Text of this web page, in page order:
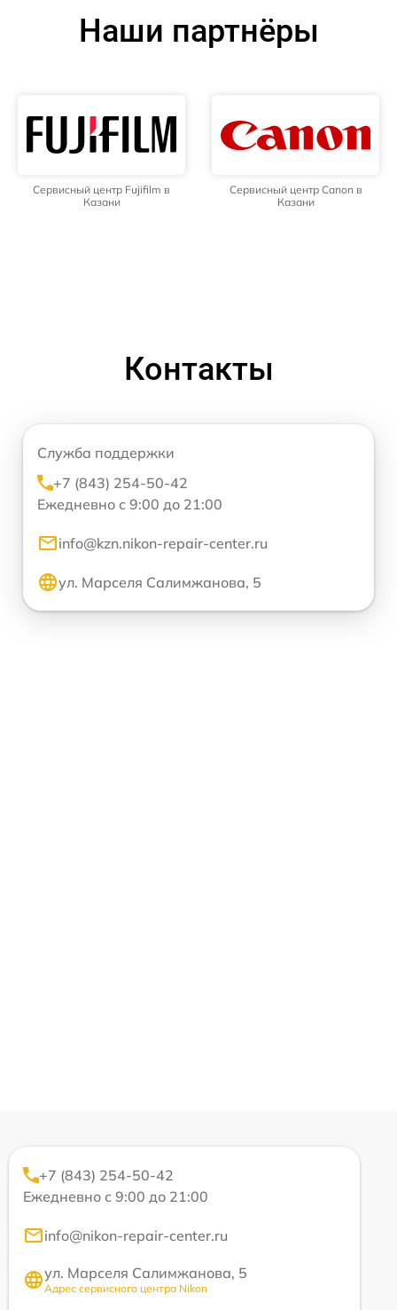
Наши партнёры
Сервисный центр Fujifilm в
Казани
Сервисный центр Canon в
Казани
Контакты
Служба поддержки
+7 (843) 254-50-42
Ежедневно с 9:00 до 21:00
info@kzn.nikon-repair-center.ru
ул. Марселя Салимжанова, 5
+7 (843) 254-50-42
Ежедневно с 9:00 до 21:00
info@nikon-repair-center.ru
ул. Марселя Салимжанова, 5
Адрес сервисного центра Nikon